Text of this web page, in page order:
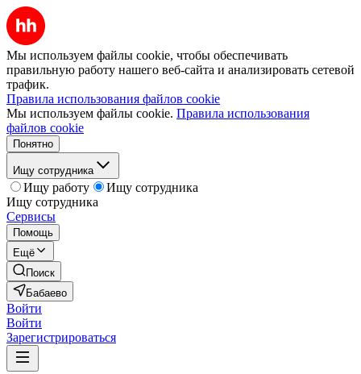
Мы используем файлы cookie, чтобы обеспечивать
правильную работу нашего веб-сайта и анализировать сетевой
трафик.
Правила использования файлов cookie
Мы используем файлы cookie. Правила использования
файлов cookie
Понятно
Ищу сотрудника
Ищу работу
Ищу сотрудника
Ищу сотрудника
Сервисы
Помощь
Ещё
Поиск
Бабаево
Войти
Войти
Зарегистрироваться